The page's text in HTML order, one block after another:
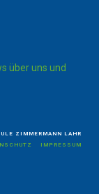
über uns und
IMPRESSUM